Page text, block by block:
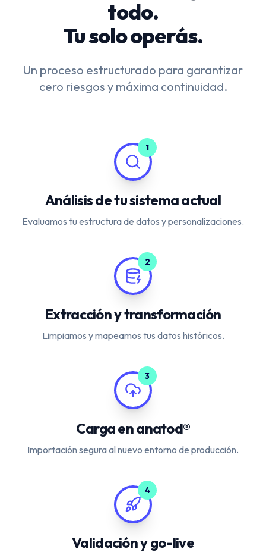
todo.
Tu solo operás.
Un proceso estructurado para garantizar
cero riesgos y máxima continuidad.
1
Análisis de tu sistema actual
Evaluamos tu estructura de datos y personalizaciones.
2
Extracción y transformación
Limpiamos y mapeamos tus datos históricos.
3
Carga en anatod®
Importación segura al nuevo entorno de producción.
4
Validación y go-live